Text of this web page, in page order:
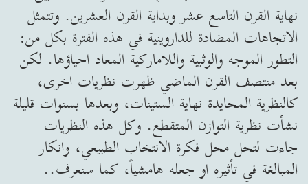
نهاية القرن التاسع عشر وبداية القرن العشرين. وتتمثل
الاتجاهات المضادة للداروينية في هذه الفترة بكل من:
التطور الموجه والوثبية واللاماركية المعاد احياؤها. لكن
بعد منتصف القرن الماضي ظهرت نظريات اخرى،
كالنظرية المحايدة نهاية الستينات، وبعدها بسنوات قليلة
نشأت نظرية التوازن المتقطع. وكل هذه النظريات
جاءت لتحل محل فكرة الانتخاب الطبيعي، وانكار
المبالغة في تأثيره او جعله هامشياً، كما سنعرف..